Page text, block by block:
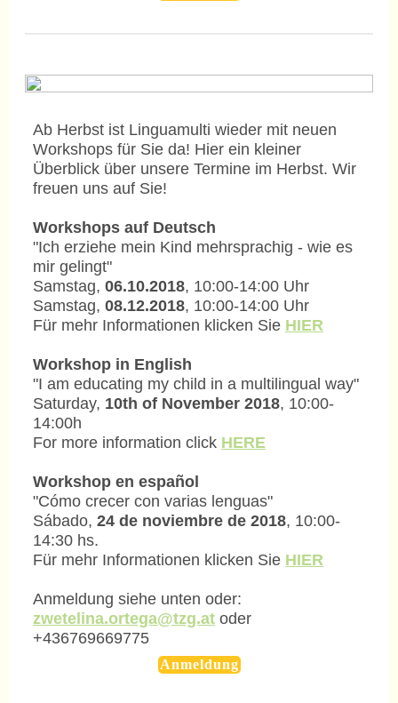
Ab Herbst ist Linguamulti wieder mit neuen
Workshops für Sie da! Hier ein kleiner
Überblick über unsere Termine im Herbst. Wir
freuen uns auf Sie!
Workshops auf Deutsch
"Ich erziehe mein Kind mehrsprachig - wie es
mir gelingt"
Samstag, 06.10.2018, 10:00-14:00 Uhr
Samstag, 08.12.2018, 10:00-14:00 Uhr
Für mehr Informationen klicken Sie HIER
Workshop in English
"I am educating my child in a multilingual way"
Saturday, 10th of November 2018, 10:00-
14:00h
For more information click HERE
Workshop en español
"Cómo crecer con varias lenguas"
Sábado, 24 de noviembre de 2018, 10:00-
14:30 hs.
Für mehr Informationen klicken Sie HIER
Anmeldung siehe unten oder:
zwetelina.ortega@tzg.at oder
+436769669775
Anmeldung